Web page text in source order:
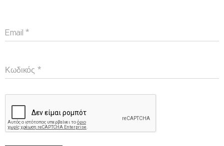
Email
Κωδικός